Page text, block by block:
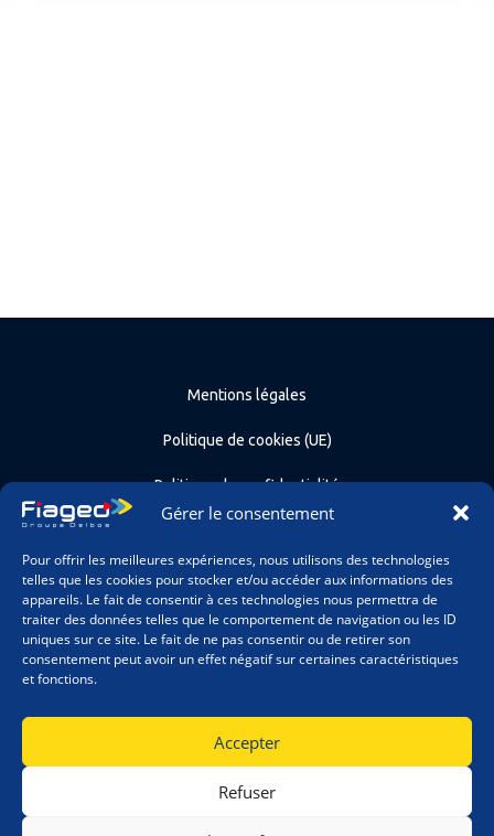
Gérer le consentement
Pour offrir les meilleures expériences, nous utilisons des technologies
telles que les cookies pour stocker et/ou accéder aux informations des
appareils. Le fait de consentir à ces technologies nous permettra de
traiter des données telles que le comportement de navigation ou les ID
uniques sur ce site. Le fait de ne pas consentir ou de retirer son
consentement peut avoir un effet négatif sur certaines caractéristiques
et fonctions.
Accepter
Refuser
Mentions légales
Politique de cookies (UE)
Politique de confidentialité
Contact
Recrutement